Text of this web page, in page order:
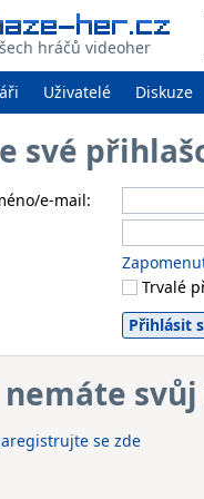
hráčů videoher
Uživatelé Diskuze
své
e-mail:
Trvalé
nemáte svůj
se zde